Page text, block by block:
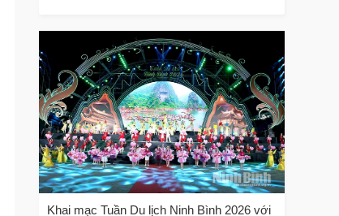
Khai mạc Tuần Du lịch Ninh Bình 2026 với